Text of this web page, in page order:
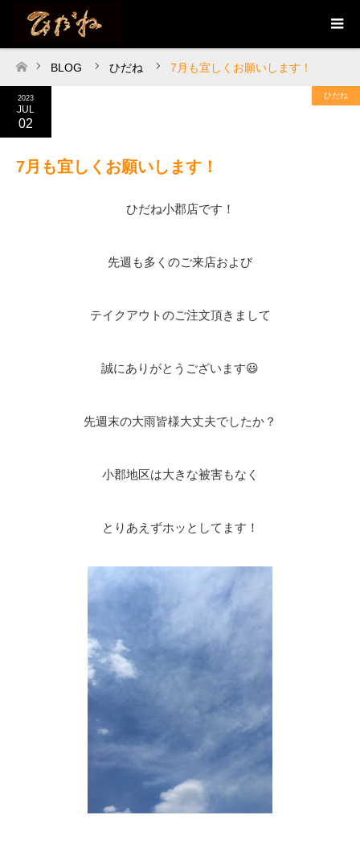
ホーム
BLOG ひだね 7月も宜しくお願いします！
2023
JUL
02
ひだね
7月も宜しくお願いします！
ひだね小郡店です！
先週も多くのご来店および
テイクアウトのご注文頂きまして
誠にありがとうございます😃
先週末の大雨皆様大丈夫でしたか？
小郡地区は大きな被害もなく
とりあえずホッとしてます！